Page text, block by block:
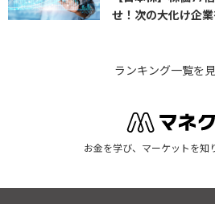
せ！次の大化け企
ランキング一覧を
お金を学び、マーケットを知